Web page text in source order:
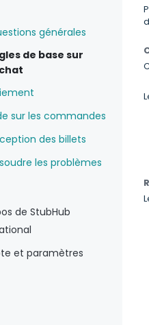
générales
de base sur
sur les commandes
des billets
les problèmes
de StubHub
et paramètres